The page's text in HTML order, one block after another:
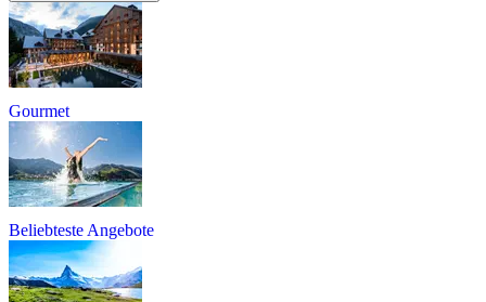
Gourmet
Beliebteste Angebote